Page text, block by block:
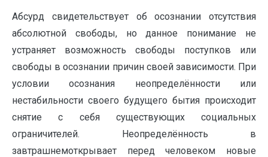
Абсурд свидетельствует об осознании отсутствия
абсолютной свободы, но данное понимание не
устраняет возможность свободы поступков или
свободы в осознании причин своей зависимости. При
условии осознания неопределённости или
нестабильности своего будущего бытия происходит
снятие с себя существующих социальных
ограничителей. Неопределённость в
завтрашнемоткрывает перед человеком новые